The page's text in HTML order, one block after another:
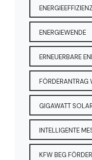
ENERGIEWENDE
ERNEUERBARE
FÖRDERANTRAG
GIGAWATT
INTELLIGENTE
KFW BEG